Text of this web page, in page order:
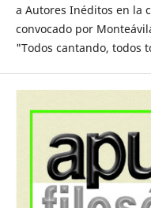
a Autores Inéditos en la
convocado por
"Todos cantando, todos